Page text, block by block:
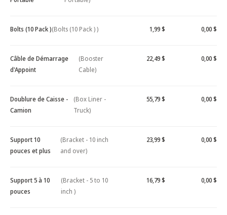
Bolts (10 Pack )(Bolts (10 Pack ) ) 1,99 $ 0,00 $
Câble de Démarrage
d'Appoint
(Booster
Cable)
22,49 $ 0,00 $
Doublure de Caisse -
Camion
(Box Liner -
Truck)
55,79 $ 0,00 $
Support 10
pouces et plus
(Bracket - 10 inch
and over)
23,99 $ 0,00 $
Support 5 à 10
pouces
(Bracket - 5 to 10
inch )
16,79 $ 0,00 $